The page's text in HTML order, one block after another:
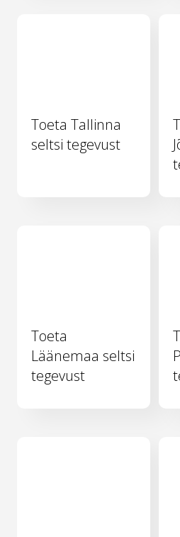
Toeta Tallinna
seltsi tegevust
Toeta
Läänemaa seltsi
tegevust